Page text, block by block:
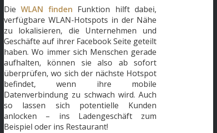
DieWLAN finden Funktion hilft dabei,
verfügbare WLAN-Hotspots in der Nähe
zu lokalisieren, die Unternehmen und
Geschäfte auf ihrer Facebook Seite geteilt
haben. Wo immer sich Menschen gerade
aufhalten, können sie also ab sofort
überprüfen, wo sich der nächste Hotspot
befindet, wenn ihre mobile
Datenverbindung zu schwach wird. Auch
so lassen sich potentielle Kunden
anlocken – ins Ladengeschäft zum
Beispiel oder ins Restaurant!